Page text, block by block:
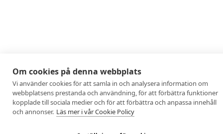
Om cookies på denna webbplats
Vi använder cookies för att samla in och analysera information om
webbplatsens prestanda och användning, för att förbättra funktioner
kopplade till sociala medier och för att förbättra och anpassa innehåll
och annonser. Läs mer i vår Cookie Policy